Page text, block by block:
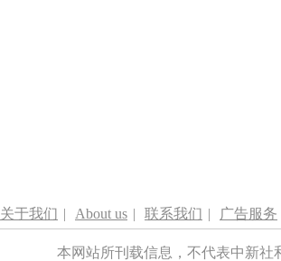
关于我们 | About us | 联系我们 | 广告服务
本网站所刊载信息，不代表中新